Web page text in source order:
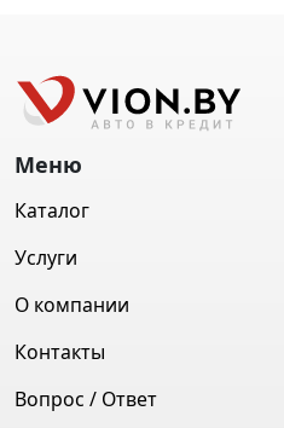
автомобиль уже сегодня.
Может показаться, что
гигантами автомобильной
удивляющими нас новыми
растущим комфортом. Однако
показали, что у рынка все еще
развития. Китайские
демонстрируют, что они также
своему невероятному трудолюбию
окружающей среде требует от нас
электромобилей.
Меню
Каталог
Услуги
О компании
Контакты
Вопрос / Ответ